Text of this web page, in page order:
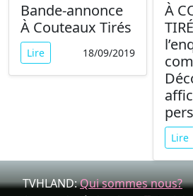
Bande-annonce
À Couteaux Tirés
Lire 18/09/2019
À
Lire
TVHLAND:Qui sommes nous?